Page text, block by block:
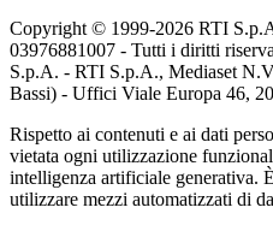
Copyright © 1999-2026 RTI
03976881007 - Tutti i diritti
S.p.A. - RTI S.p.A., Mediaset
Bassi) - Uffici Viale Europa 46,
Rispetto ai contenuti e ai dati
vietata ogni utilizzazione
intelligenza artificiale generativa.
utilizzare mezzi automatizzati di